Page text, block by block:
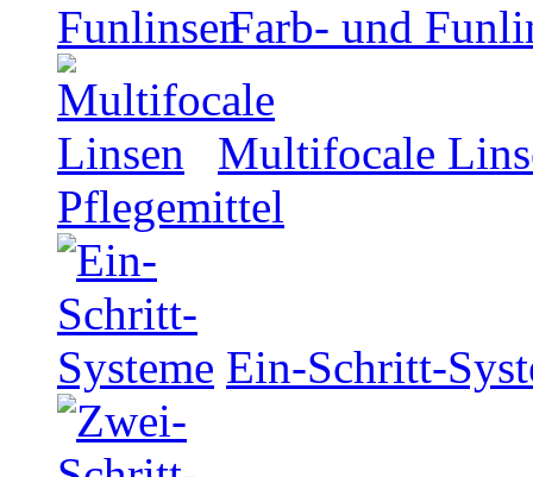
Farb- und
Multifocale
Pflegemittel
Ein-Schritt-